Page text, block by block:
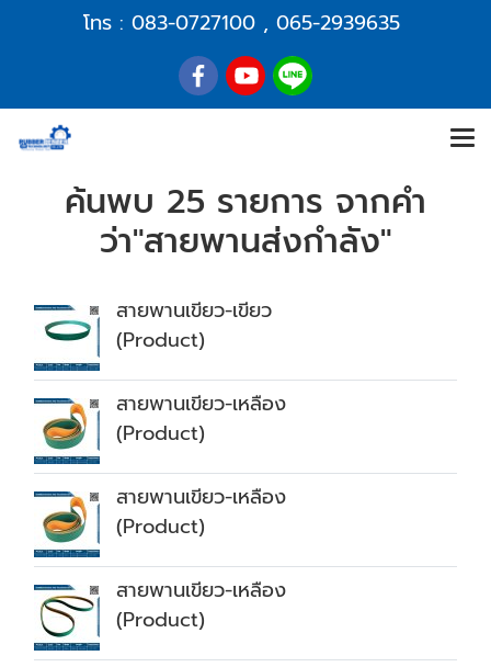
โทร : 083-0727100 , 065-2939635
ค้นพบ 25 รายการ จากคำ
ว่า"สายพานส่งกำลัง"
สายพานเขียว-เขียว
(Product)
สายพานเขียว-เหลือง
(Product)
สายพานเขียว-เหลือง
(Product)
สายพานเขียว-เหลือง
(Product)